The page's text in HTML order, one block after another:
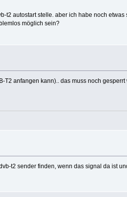
t2 autostart stelle. aber ich habe noch etwas
möglich sein?
T2 anfangen kann).. das muss noch gesperrt
t2 sender finden, wenn das signal da ist